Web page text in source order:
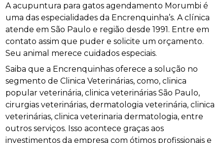
A acupuntura para gatos agendamento Morumbi é
uma das especialidades da Encrenquinha’s. A clínica
atende em São Paulo e região desde 1991. Entre em
contato assim que puder e solicite um orçamento.
Seu animal merece cuidados especiais.
Saiba que a Encrenquinhas oferece a solução no
segmento de Clinica Veterinárias, como, clinica
popular veterinária, clinica veterinárias São Paulo,
cirurgias veterinárias, dermatologia veterinária, clinica
veterinárias, clinica veterinaria dermatologia, entre
outros serviços. Isso acontece graças aos
investimentos da empresa com ótimos profissionais e